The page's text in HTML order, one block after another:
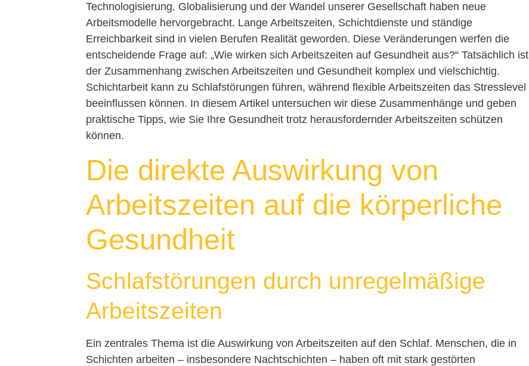
Technologisierung, Globalisierung und der Wandel unserer Gesellschaft haben neue
Arbeitsmodelle hervorgebracht. Lange Arbeitszeiten, Schichtdienste und ständige
Erreichbarkeit sind in vielen Berufen Realität geworden. Diese Veränderungen werfen die
entscheidende Frage auf: „Wie wirken sich Arbeitszeiten auf Gesundheit aus?“ Tatsächlich ist
der Zusammenhang zwischen Arbeitszeiten und Gesundheit komplex und vielschichtig.
Schichtarbeit kann zu Schlafstörungen führen, während flexible Arbeitszeiten das Stresslevel
beeinflussen können. In diesem Artikel untersuchen wir diese Zusammenhänge und geben
praktische Tipps, wie Sie Ihre Gesundheit trotz herausfordernder Arbeitszeiten schützen
können.
Die direkte Auswirkung von
Arbeitszeiten auf die körperliche
Gesundheit
Schlafstörungen durch unregelmäßige
Arbeitszeiten
Ein zentrales Thema ist die Auswirkung von Arbeitszeiten auf den Schlaf. Menschen, die in
Schichten arbeiten – insbesondere Nachtschichten – haben oft mit stark gestörten